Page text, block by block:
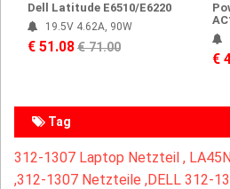
Dell Latitude E6510/E6220
19.5V 4.62A, 90W
€ 51.08€ 71.00
€
Tag
312-1307 Laptop Netzteil ,
,312-1307 Netzteile ,DELL 312-